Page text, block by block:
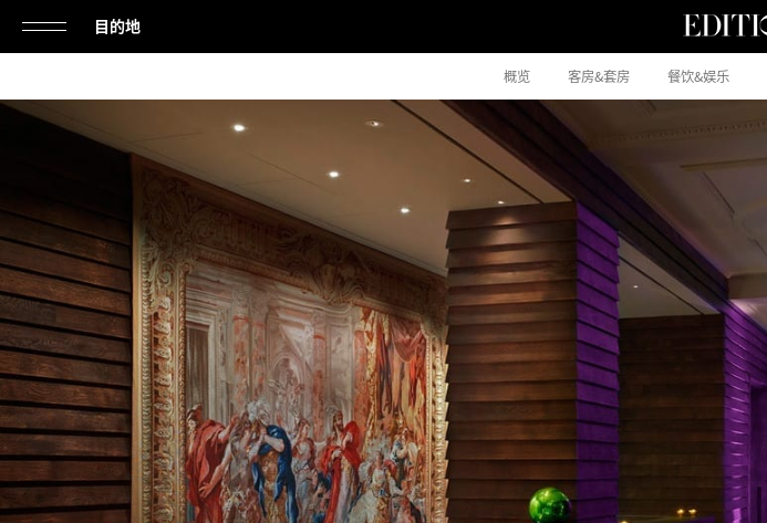
打
关
导
航
目的地
概览 客房&套房 餐饮&娱乐